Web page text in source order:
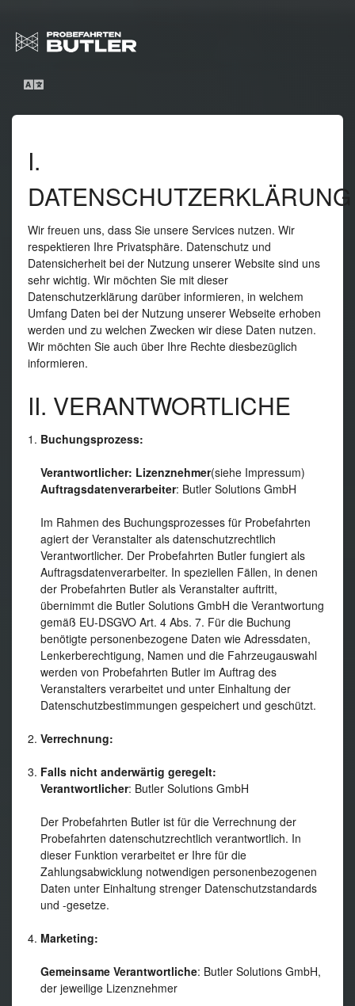
I.
DATENSCHUTZERKLÄRUNG
Wir freuen uns, dass Sie unsere Services nutzen. Wir
respektieren Ihre Privatsphäre. Datenschutz und
Datensicherheit bei der Nutzung unserer Website sind uns
sehr wichtig. Wir möchten Sie mit dieser
Datenschutzerklärung darüber informieren, in welchem
Umfang Daten bei der Nutzung unserer Webseite erhoben
werden und zu welchen Zwecken wir diese Daten nutzen.
Wir möchten Sie auch über Ihre Rechte diesbezüglich
informieren.
II. VERANTWORTLICHE
Buchungsprozess:
Verantwortlicher: Lizenznehmer(siehe Impressum)
Auftragsdatenverarbeiter: Butler Solutions GmbH
Im Rahmen des Buchungsprozesses für Probefahrten
agiert der Veranstalter als datenschutzrechtlich
Verantwortlicher. Der Probefahrten Butler fungiert als
Auftragsdatenverarbeiter. In speziellen Fällen, in denen
der Probefahrten Butler als Veranstalter auftritt,
übernimmt die Butler Solutions GmbH die Verantwortung
gemäß EU-DSGVO Art. 4 Abs. 7. Für die Buchung
benötigte personenbezogene Daten wie Adressdaten,
Lenkerberechtigung, Namen und die Fahrzeugauswahl
werden von Probefahrten Butler im Auftrag des
Veranstalters verarbeitet und unter Einhaltung der
Datenschutzbestimmungen gespeichert und geschützt.
Verrechnung:
Falls nicht anderwärtig geregelt:
Verantwortlicher: Butler Solutions GmbH
Der Probefahrten Butler ist für die Verrechnung der
Probefahrten datenschutzrechtlich verantwortlich. In
dieser Funktion verarbeitet er Ihre für die
Zahlungsabwicklung notwendigen personenbezogenen
Daten unter Einhaltung strenger Datenschutzstandards
und -gesetze.
Marketing:
Gemeinsame Verantwortliche: Butler Solutions GmbH,
der jeweilige Lizenznehmer